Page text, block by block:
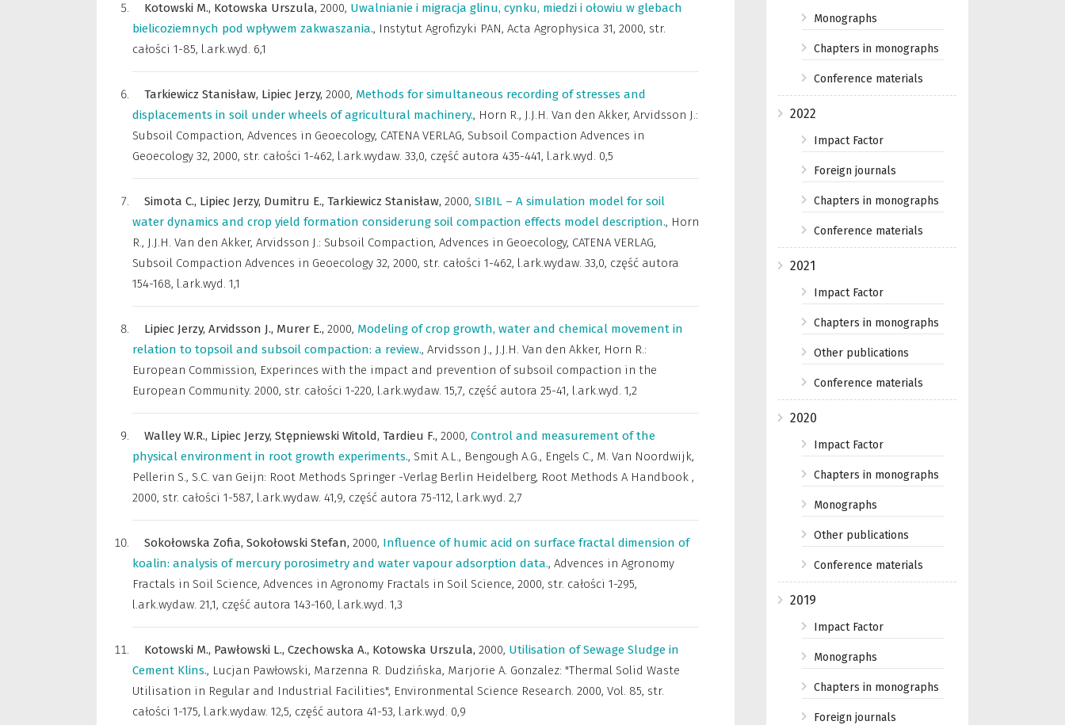
Kotowski M., Kotowska Urszula, 2000, Uwalnianie i migracja glinu, cynku, miedzi i ołowiu w glebach
bielicoziemnych pod wpływem zakwaszania., Instytut Agrofizyki PAN, Acta Agrophysica 31, 2000, str.
całości 1-85, l.ark.wyd. 6,1
Tarkiewicz Stanisław, Lipiec Jerzy, 2000, Methods for simultaneous recording of stresses and
displacements in soil under wheels of agricultural machinery., Horn R., J.J.H. Van den Akker, Arvidsson J.:
Subsoil Compaction, Advences in Geoecology, CATENA VERLAG, Subsoil Compaction Advences in
Geoecology 32, 2000, str. całości 1-462, l.ark.wydaw. 33,0, część autora 435-441, l.ark.wyd. 0,5
Simota C., Lipiec Jerzy, Dumitru E., Tarkiewicz Stanisław, 2000, SIBIL – A simulation model for soil
water dynamics and crop yield formation considerung soil compaction effects model description., Horn
R., J.J.H. Van den Akker, Arvidsson J.: Subsoil Compaction, Advences in Geoecology, CATENA VERLAG,
Subsoil Compaction Advences in Geoecology 32, 2000, str. całości 1-462, l.ark.wydaw. 33,0, część autora
154-168, l.ark.wyd. 1,1
Lipiec Jerzy, Arvidsson J., Murer E., 2000, Modeling of crop growth, water and chemical movement in
relation to topsoil and subsoil compaction: a review., Arvidsson J., J.J.H. Van den Akker, Horn R.:
European Commission, Experinces with the impact and prevention of subsoil compaction in the
European Community. 2000, str. całości 1-220, l.ark.wydaw. 15,7, część autora 25-41, l.ark.wyd. 1,2
Walley W.R., Lipiec Jerzy, Stępniewski Witold, Tardieu F., 2000, Control and measurement of the
physical environment in root growth experiments., Smit A.L., Bengough A.G., Engels C., M. Van Noordwijk,
Pellerin S., S.C. van Geijn: Root Methods Springer -Verlag Berlin Heidelberg, Root Methods A Handbook ,
2000, str. całości 1-587, l.ark.wydaw. 41,9, część autora 75-112, l.ark.wyd. 2,7
Sokołowska Zofia, Sokołowski Stefan, 2000, Influence of humic acid on surface fractal dimension of
koalin: analysis of mercury porosimetry and water vapour adsorption data., Advences in Agronomy
Fractals in Soil Science, Advences in Agronomy Fractals in Soil Science, 2000, str. całości 1-295,
l.ark.wydaw. 21,1, część autora 143-160, l.ark.wyd. 1,3
Kotowski M., Pawłowski L., Czechowska A., Kotowska Urszula, 2000, Utilisation of Sewage Sludge in
Cement Klins., Lucjan Pawłowski, Marzenna R. Dudzińska, Marjorie A. Gonzalez: "Thermal Solid Waste
Utilisation in Regular and Industrial Facilities", Environmental Science Research. 2000, Vol. 85, str.
całości 1-175, l.ark.wydaw. 12,5, część autora 41-53, l.ark.wyd. 0,9
Monographs
Chapters in monographs
Conference materials
2022
Impact Factor
Foreign journals
Chapters in monographs
Conference materials
2021
Impact Factor
Chapters in monographs
Other publications
Conference materials
2020
Impact Factor
Chapters in monographs
Monographs
Other publications
Conference materials
2019
Impact Factor
Monographs
Chapters in monographs
Foreign journals